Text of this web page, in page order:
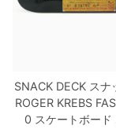
SNACK DECKスナ
ROGER KREBS
0 スケートボード
8.3inch
8.4inch
63mm
ヘルメット・
練習用アイテ
27cmキャップ